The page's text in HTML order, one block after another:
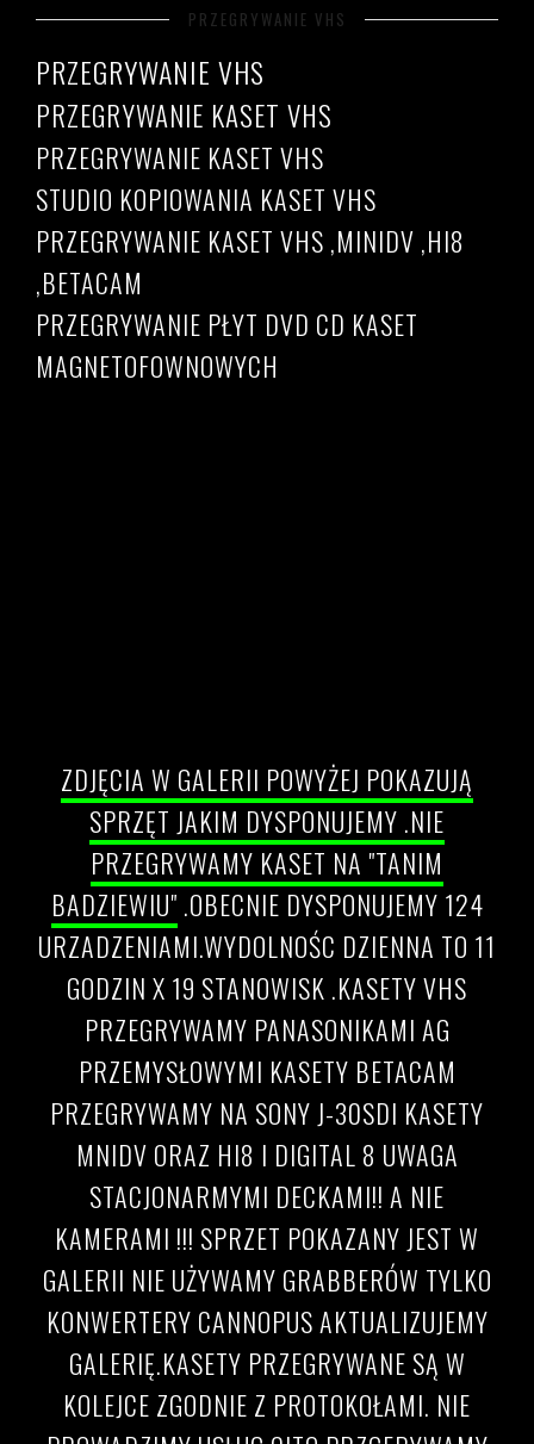
PRZEGRYWANIE VHS
PRZEGRYWANIE VHS
PRZEGRYWANIE KASET VHS
PRZEGRYWANIE KASET VHS
STUDIO KOPIOWANIA KASET VHS
PRZEGRYWANIE KASET VHS ,MINIDV ,HI8
,BETACAM
PRZEGRYWANIE PŁYT DVD CD KASET
MAGNETOFOWNOWYCH
ZDJĘCIA W GALERII POWYŻEJ POKAZUJĄ
SPRZĘT JAKIM DYSPONUJEMY .NIE
PRZEGRYWAMY KASET NA "TANIM
BADZIEWIU" .OBECNIE DYSPONUJEMY 124
URZADZENIAMI.WYDOLNOŚC DZIENNA TO 11
GODZIN X 19 STANOWISK .KASETY VHS
PRZEGRYWAMY PANASONIKAMI AG
PRZEMYSŁOWYMI KASETY BETACAM
PRZEGRYWAMY NA SONY J-30SDI KASETY
MNIDV ORAZ HI8 I DIGITAL 8 UWAGA
STACJONARMYMI DECKAMI!! A NIE
KAMERAMI !!! SPRZET POKAZANY JEST W
GALERII NIE UŻYWAMY GRABBERÓW TYLKO
KONWERTERY CANNOPUS AKTUALIZUJEMY
GALERIĘ.KASETY PRZEGRYWANE SĄ W
KOLEJCE ZGODNIE Z PROTOKOŁAMI. NIE